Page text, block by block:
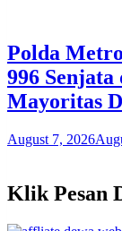
Polda
996 Senjata
Mayoritas
August 7, 2026
Klik Pesan